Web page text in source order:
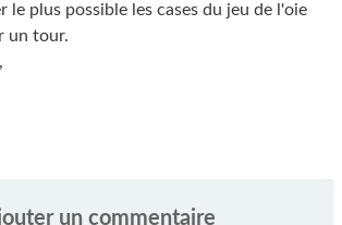
le plus possible les cases du jeu de l'oie
un tour.
un commentaire